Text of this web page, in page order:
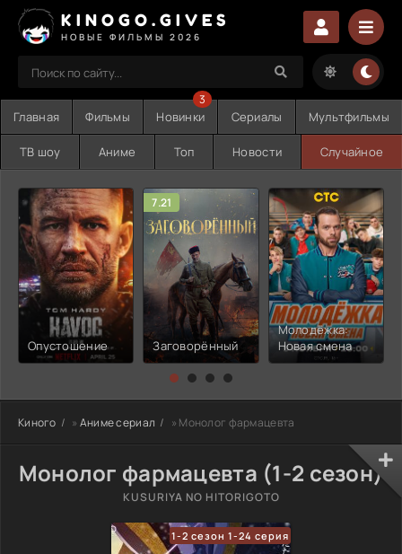
KINOGO.GIVES
НОВЫЕ ФИЛЬМЫ 2026
Главная Фильмы Новинки
3
Сериалы Мультфильмы
ТВ шоу Аниме Топ Новости Случайное
Опустошение
7.21
Заговорённый
Молодёжка:
Новая смена
Киного » Аниме сериал » Монолог фармацевта
Монолог фармацевта (1-2 сезон)
KUSURIYA NO HITORIGOTO
1-2 сезон 1-24 серия